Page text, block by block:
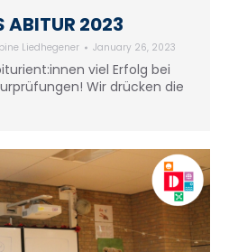
ABITUR 2023
Liedhegener January 26, 2023
viel Erfolg bei
Wir drücken die